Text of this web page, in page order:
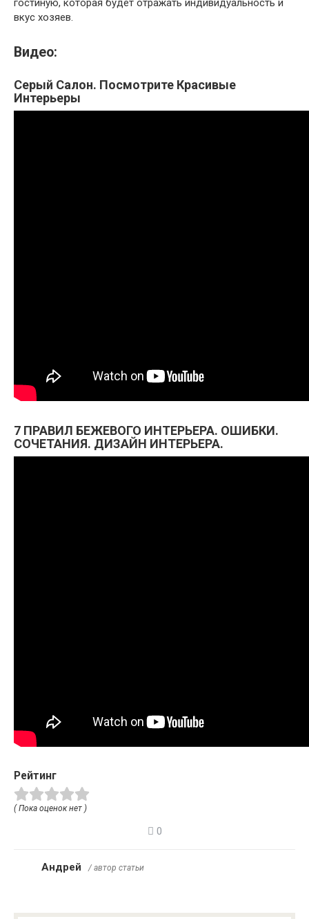
гостиную, которая будет отражать индивидуальность и
вкус хозяев.
Видео:
Серый Салон. Посмотрите Красивые
Интерьеры
7 ПРАВИЛ БЕЖЕВОГО ИНТЕРЬЕРА. ОШИБКИ.
СОЧЕТАНИЯ. ДИЗАЙН ИНТЕРЬЕРА.
Рейтинг
( Пока оценок нет )
0
Андрей / автор статьи